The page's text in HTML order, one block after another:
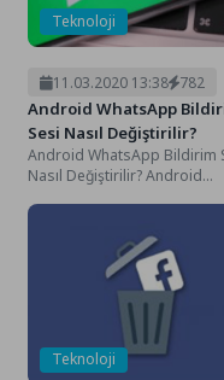
Teknoloji
11.03.2020 13:38 782
Android WhatsApp
Sesi Nasıl Değiştirilir?
Android WhatsApp Bildirim
Nasıl Değiştirilir? Android
Değiştirilir? neredeyse
günümüzün her...
Teknoloji